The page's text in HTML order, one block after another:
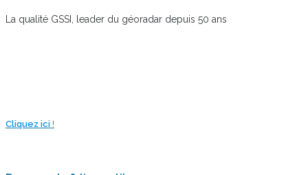
La qualité GSSI, leader du géoradar depuis 50 ans
Cliquez ici !